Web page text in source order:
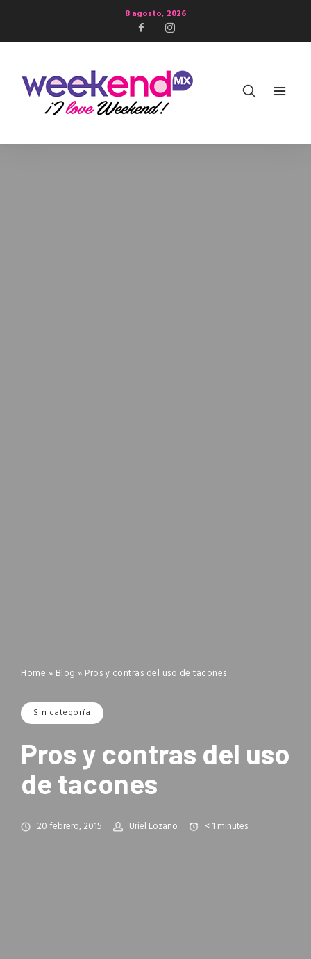
8 agosto, 2026
Home » Blog » Pros y contras del uso de tacones
Sin categoría
Pros y contras del uso
de tacones
20 febrero, 2015 Uriel Lozano < 1 minutes